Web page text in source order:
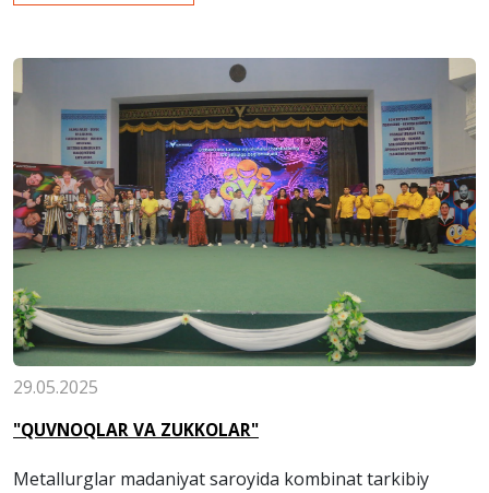
29.05.2025
"QUVNOQLAR VA ZUKKOLAR"
Metallurglar madaniyat saroyida kombinat tarkibiy